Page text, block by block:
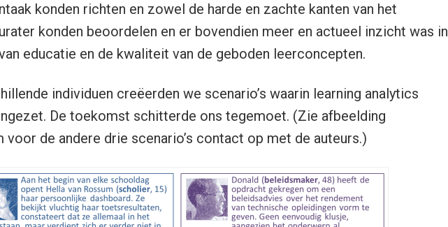
konden richten en zowel de harde en zachte kanten van het
konden beoordelen en er bovendien meer en actueel inzicht was in
educatie en de kwaliteit van de geboden leerconcepten.
individuen creëerden we scenario’s waarin learning analytics
De toekomst schitterde ons tegemoet. (Zie afbeelding
voor de andere drie scenario’s contact op met de auteurs.)